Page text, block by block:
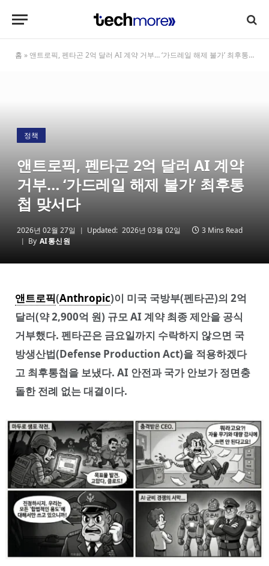
홈 » 앤트로픽, 펜타곤 2억 달러 AI 계약 거부… ‘가드레일 해제 불가’ 최후통첩 맞서다
정책
앤트로픽, 펜타곤 2억 달러 AI 계약
거부… ‘가드레일 해제 불가’ 최후통
첩 맞서다
2026년 02월 27일 Updated: 2026년 03월 02일
3 Mins Read
By AI통신원
앤트로픽(Anthropic)이 미국 국방부(펜타곤)의 2억
달러(약 2,900억 원) 규모 AI 계약 최종 제안을 공식
거부했다. 펜타곤은 금요일까지 수락하지 않으면 국
방생산법(Defense Production Act)을 적용하겠다
고 최후통첩을 보냈다. AI 안전과 국가 안보가 정면충
돌한 전례 없는 대결이다.